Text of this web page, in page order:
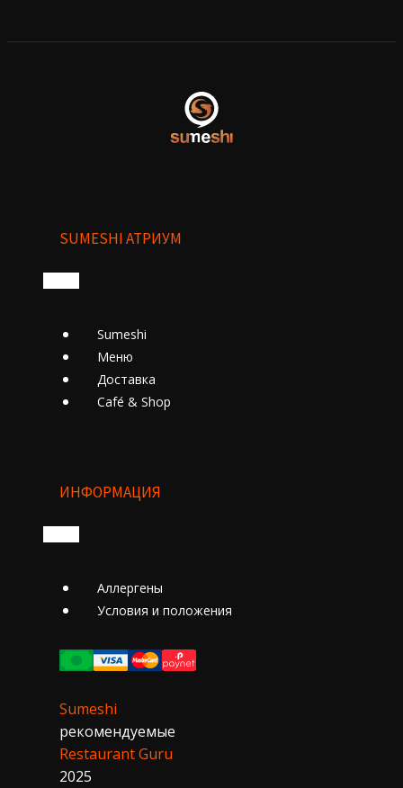
SUMESHI АТРИУМ
Sumeshi
Меню
Доставка
Cafе́ & Shop
ИНФОРМАЦИЯ
Аллергены
Условия и положения
Sumeshi
рекомендуемые
Restaurant Guru
2025